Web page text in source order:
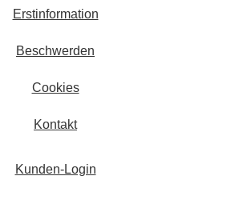
Erstinformation
Beschwerden
Cookies
Kontakt
Kunden-Login